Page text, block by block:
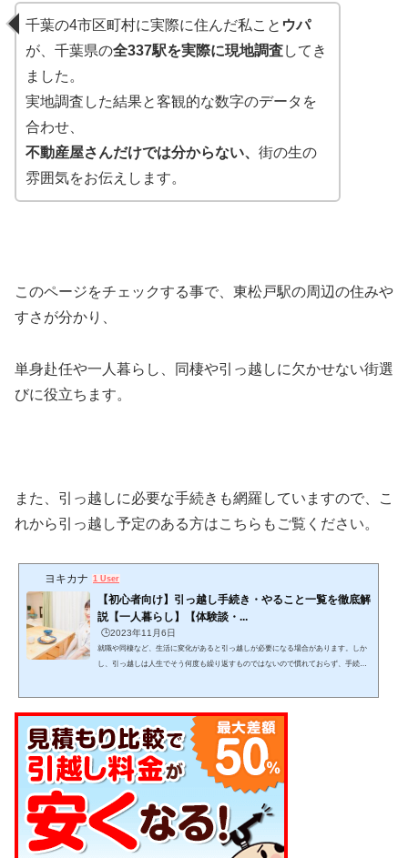
千葉の4市区町村に実際に住んだ私こと ウパ
が、千葉県の全337駅を実際に現地調査してき
ました。
実地調査した結果と客観的な数字のデータを
合わせ、
不動産屋さんだけでは分からない、 街の生の
雰囲気をお伝えします。
このページをチェックする事で、東松戸駅の周辺の住みや
すさが分かり、
単身赴任や一人暮らし、同棲や引っ越しに欠かせない街選
びに役立ちます。
また、引っ越しに必要な手続きも網羅していますので、こ
れから引っ越し予定のある方はこちらもご覧ください。
ヨキカナ 1 User
【初心者向け】引っ越し手続き・やること一覧を徹底解
説【一人暮らし】【体験談・...
🕒️2023年11月6日
就職や同棲など、生活に変化があると引っ越しが必要になる場合があります。しか
し、引っ越しは人生でそう何度も繰り返すものではないので慣れておらず、手続き
をこなし、失敗しない引っ越しを目指して下さい。 引っ越しは日数がかかりスケジ
ュール管理が必要で、見落としも発生し...